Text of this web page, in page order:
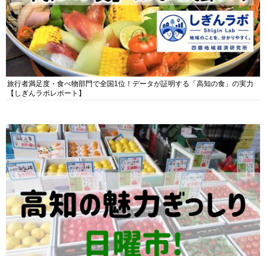
旅行者満足度・食べ物部門で全国1位！データが証明する「高知の食」の実力
【しぎんラボレポート】